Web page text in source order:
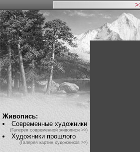
Живопись:
Современные художники
(Галерея современной живописи >>)
Художники прошлого
(Галерея картин художников >>)